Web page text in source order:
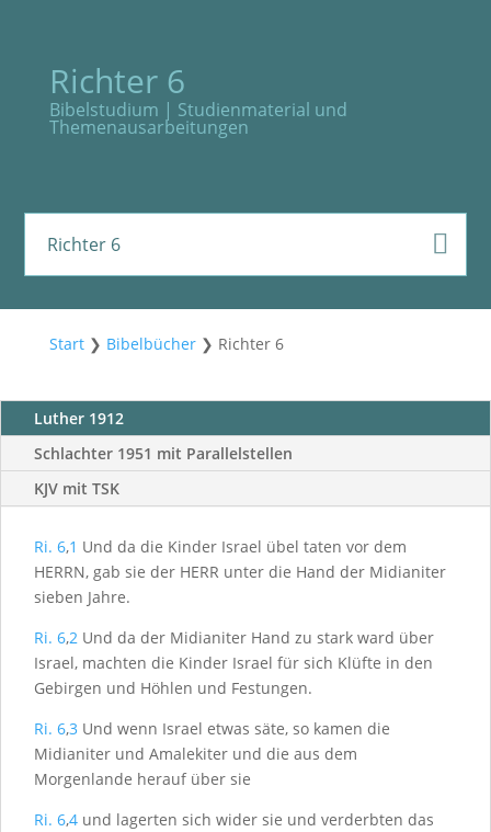
Richter 6
Bibelstudium | Studienmaterial und
Themenausarbeitungen
Richter 6
Start❯ Bibelbücher❯ Richter 6
Luther 1912
Schlachter 1951 mit Parallelstellen
KJV mit TSK
Ri. 6,1 Und da die Kinder Israel übel taten vor dem
HERRN, gab sie der HERR unter die Hand der Midianiter
sieben Jahre.
Ri. 6,2 Und da der Midianiter Hand zu stark ward über
Israel, machten die Kinder Israel für sich Klüfte in den
Gebirgen und Höhlen und Festungen.
Ri. 6,3 Und wenn Israel etwas säte, so kamen die
Midianiter und Amalekiter und die aus dem
Morgenlande herauf über sie
Ri. 6,4 und lagerten sich wider sie und verderbten das